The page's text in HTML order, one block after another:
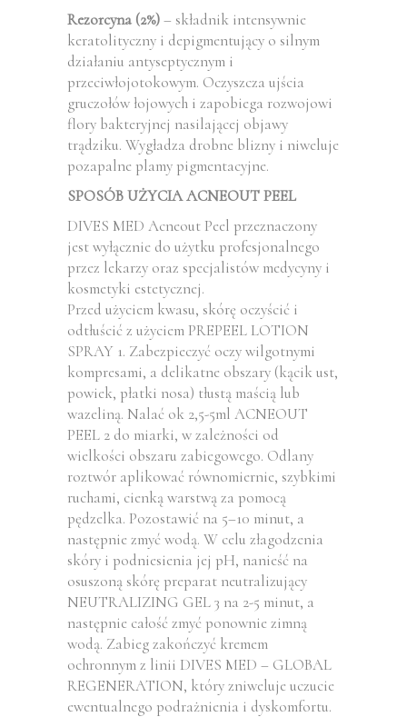
Rezorcyna (2%)– składnik intensywnie
keratolityczny i depigmentujący o silnym
działaniu antyseptycznym i
przeciwłojotokowym. Oczyszcza ujścia
gruczołów łojowych i zapobiega rozwojowi
flory bakteryjnej nasilającej objawy
trądziku. Wygładza drobne blizny i niweluje
pozapalne plamy pigmentacyjne.
SPOSÓB UŻYCIA ACNEOUT PEEL
DIVES MED Acneout Peel przeznaczony
jest wyłącznie do użytku profesjonalnego
przez lekarzy oraz specjalistów medycyny i
kosmetyki estetycznej.
Przed użyciem kwasu, skórę oczyścić i
odtłuścić z użyciem PREPEEL LOTION
SPRAY 1. Zabezpieczyć oczy wilgotnymi
kompresami, a delikatne obszary (kącik ust,
powiek, płatki nosa) tłustą maścią lub
wazeliną. Nalać ok 2,5-5ml ACNEOUT
PEEL 2 do miarki, w zależności od
wielkości obszaru zabiegowego. Odlany
roztwór aplikować równomiernie, szybkimi
ruchami, cienką warstwą za pomocą
pędzelka. Pozostawić na 5–10 minut, a
następnie zmyć wodą. W celu złagodzenia
skóry i podniesienia jej pH, nanieść na
osuszoną skórę preparat neutralizujący
NEUTRALIZING GEL 3 na 2-5 minut, a
następnie całość zmyć ponownie zimną
wodą. Zabieg zakończyć kremem
ochronnym z linii DIVES MED – GLOBAL
REGENERATION, który zniweluje uczucie
ewentualnego podrażnienia i dyskomfortu.